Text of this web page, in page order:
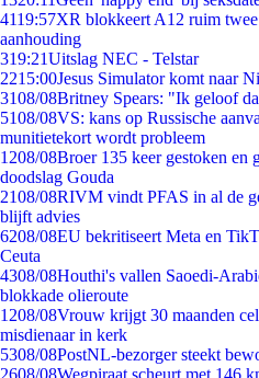
4119:57XR blokkeert A12 ruim
aanhouding
319:21Uitslag NEC - Telstar
2215:00Jesus Simulator komt naar
3108/08Britney Spears: "Ik geloof
5108/08VS: kans op Russische
munitietekort wordt probleem
1208/08Broer 135 keer gestoken en
doodslag Gouda
2108/08RIVM vindt PFAS in al de
blijft advies
6208/08EU bekritiseert Meta en
Ceuta
4308/08Houthi's vallen Saoedi-
blokkade olieroute
1208/08Vrouw krijgt 30 maanden
misdienaar in kerk
5308/08PostNL-bezorger steekt
2608/08Wegpiraat scheurt met 146